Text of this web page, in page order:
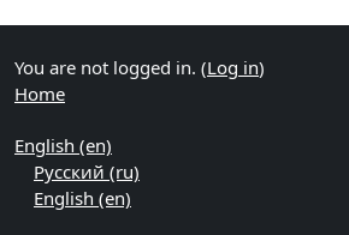
Supplementary blocks
You are not logged in. (Log in)
Home
English ‎(en)‎
Русский ‎(ru)‎
English ‎(en)‎